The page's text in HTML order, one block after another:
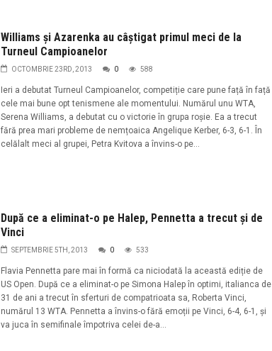
Williams și Azarenka au câștigat primul meci de la
Turneul Campioanelor
OCTOMBRIE 23RD, 2013 0 588
Ieri a debutat Turneul Campioanelor, competiție care pune față în față
cele mai bune opt tenismene ale momentului. Numărul unu WTA,
Serena Williams, a debutat cu o victorie în grupa roșie. Ea a trecut
fără prea mari probleme de nemțoaica Angelique Kerber, 6-3, 6-1. În
celălalt meci al grupei, Petra Kvitova a învins-o pe...
După ce a eliminat-o pe Halep, Pennetta a trecut și de
Vinci
SEPTEMBRIE 5TH, 2013 0 533
Flavia Pennetta pare mai în formă ca niciodată la această ediție de
US Open. După ce a eliminat-o pe Simona Halep în optimi, italianca de
31 de ani a trecut în sferturi de compatrioata sa, Roberta Vinci,
numărul 13 WTA. Pennetta a învins-o fără emoții pe Vinci, 6-4, 6-1, și
va juca în semifinale împotriva celei de-a...